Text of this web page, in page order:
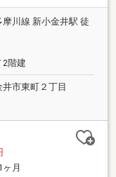
川線 新小金井駅 徒
2階建
市東町２丁目
ヶ月